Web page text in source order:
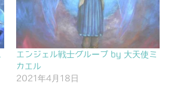
エンジェル戦士グループ by 大天使ミ
カエル
2021年4月18日